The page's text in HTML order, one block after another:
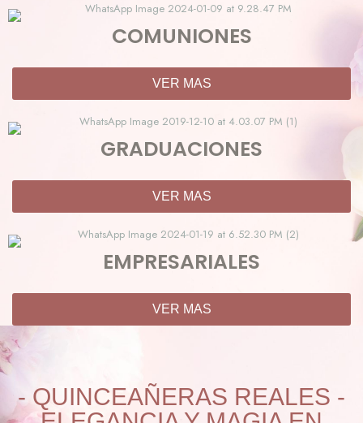
COMUNIONES
VER MAS
GRADUACIONES
VER MAS
EMPRESARIALES
VER MAS
- QUINCEAÑERAS REALES -